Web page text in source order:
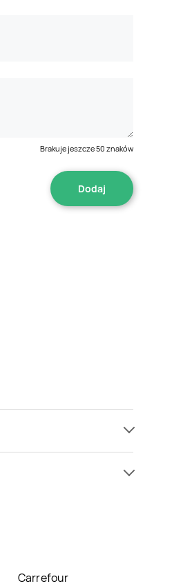
Brakuje jeszcze50 znaków
Carrefour